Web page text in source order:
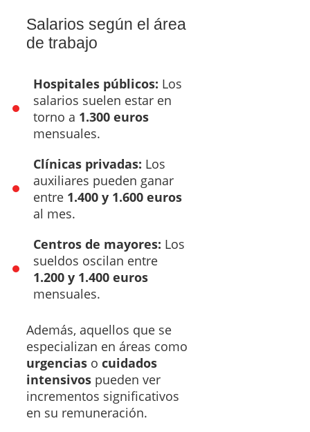
Salarios según el área
de trabajo
Hospitales públicos: Los
salarios suelen estar en
torno a 1.300 euros
mensuales.
Clínicas privadas: Los
auxiliares pueden ganar
entre 1.400 y 1.600 euros
al mes.
Centros de mayores: Los
sueldos oscilan entre
1.200 y 1.400 euros
mensuales.
Además, aquellos que se
especializan en áreas como
urgencias o cuidados
intensivos pueden ver
incrementos significativos
en su remuneración.